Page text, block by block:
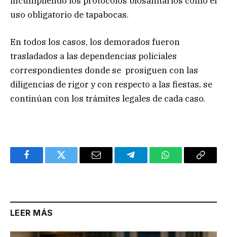
uso obligatorio de tapabocas.
En todos los casos, los demorados fueron
trasladados a las dependencias policiales
correspondientes donde se prosiguen con las
diligencias de rigor y con respecto a las fiestas, se
continúan con los trámites legales de cada caso.
FacebookTwitter Email TelegramWhatsAppCopy
LEER MÁS